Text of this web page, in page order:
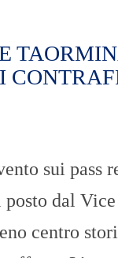
sui pass
dal
centro